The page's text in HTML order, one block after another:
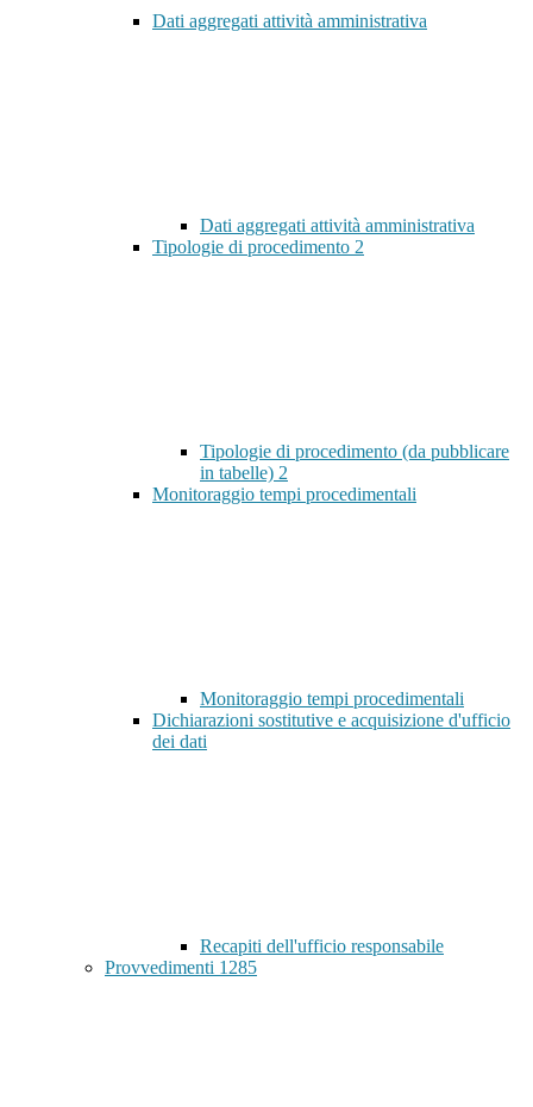
Dati aggregati attività amministrativa
Dati aggregati attività amministrativa
Tipologie di procedimento 2
Tipologie di procedimento (da pubblicare
in tabelle) 2
Monitoraggio tempi procedimentali
Monitoraggio tempi procedimentali
Dichiarazioni sostitutive e acquisizione d'ufficio
dei dati
Recapiti dell'ufficio responsabile
Provvedimenti 1285